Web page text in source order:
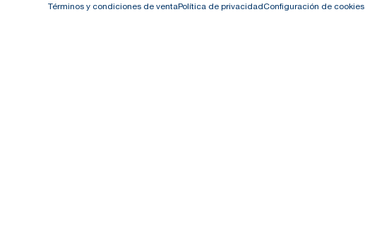
Términos y condiciones de ventaPolítica de privacidadConfiguración de cookies